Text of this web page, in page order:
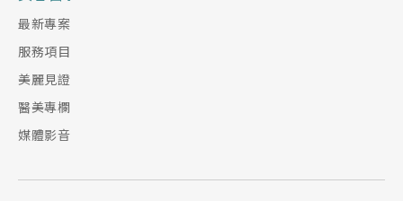
最新專案
服務項目
美麗見證
醫美專欄
媒體影音